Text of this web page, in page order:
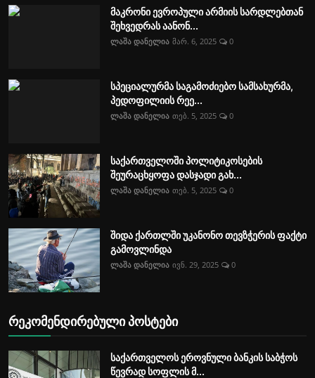
მაკრონი ევროპული არმიის სარდლებთან
შეხვედრას აანონ...
ლაშა დანელია მარ. 6, 2025 0
სპეციალურმა საგამოძიებო სამსახურმა,
პედოფილიის რეე...
ლაშა დანელია თებ. 5, 2025 0
საქართველოში პოლიტიკოსების
შეურაცხყოფა დასჯადი გახ...
ლაშა დანელია თებ. 5, 2025 0
შიდა ქართლში უკანონო თევზჭერის ფაქტი
გამოვლინდა
ლაშა დანელია ივნ. 29, 2025 0
რეკომენდირებული პოსტები
საქართველოს ეროვნული ბანკის საბჭოს
წევრად სოფლის მ...